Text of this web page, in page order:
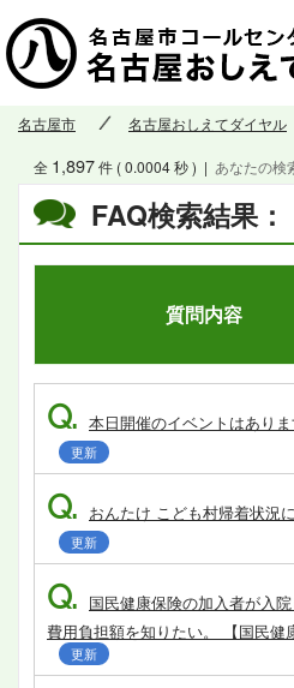
名古屋市 名古屋おしえてダイヤル
FAQ検索結果：
全 1,897件 ( 0.0004 秒 ) | あなたの検
質問内容
Q. 本日開催のイベントはありま
更新
Q. おんたけ こども村帰着状況
更新
Q. 国民健康保険の加入者が入
費用負担額を知りたい。 【国民健
更新